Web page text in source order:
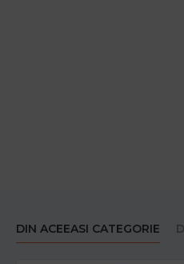
DIN ACEEASI CATEGORIE